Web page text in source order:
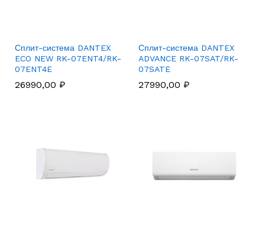
Сплит-система DANTEX
ECO NEW RK-07ENT4/RK-
07ENT4E
26990,00 ₽
Сплит-система DANTEX
ADVANCE RK-07SAT/RK-
07SATE
27990,00 ₽